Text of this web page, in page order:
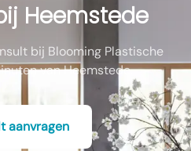
Heemstede
bij Blooming Plastische
van Heemstede.
aanvragen